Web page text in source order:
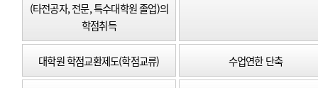
(타전공자, 전문, 특수대학원 졸업)의
학점취득
대학원 학점교환제도(학점교류) 수업연한 단축